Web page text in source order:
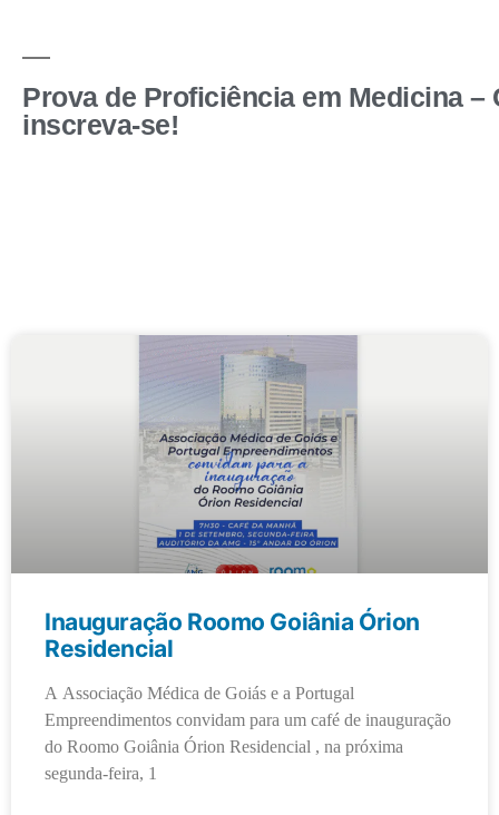
Prova de Proficiência em Medicina –
inscreva-se!
Inauguração Roomo Goiânia Órion
Residencial
A Associação Médica de Goiás e a Portugal
Empreendimentos convidam para um café de inauguração
do Roomo Goiânia Órion Residencial , na próxima
segunda-feira, 1